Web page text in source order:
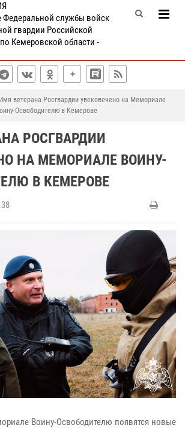
Федеральной службы войск
гвардии Российской
Кемеровской области -
Имя ветерана Росгвардии увековечено на Мемориале
Освободителю в Кемерове
РОСГВАРДИИ
НА МЕМОРИАЛЕ ВОИНУ-
В КЕМЕРОВЕ
Воину-Освободителю появятся новые